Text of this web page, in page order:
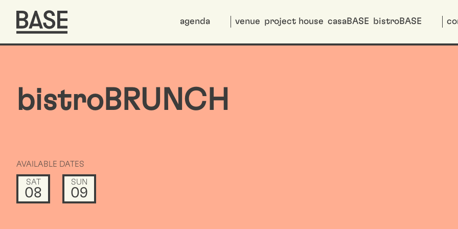
agenda venue project house casaBASE bistroBASE
bistroBRUNCH
AVAILABLE DATES
SAT
08
SUN
09